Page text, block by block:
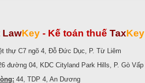
LawKey - Kế toán thuế TaxKey
thự C7 ngõ 4, Đỗ Đức Dục, P. Từ Liêm
đường 04, KDC Cityland Park Hills, P. Gò Vấp
44, TDP 4, An Dương